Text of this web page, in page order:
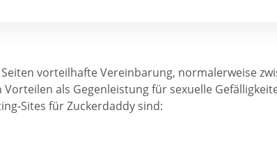
vorteilhafte Vereinbarung, normalerweise
als Gegenleistung für sexuelle
Sites für Zuckerdaddy sind: